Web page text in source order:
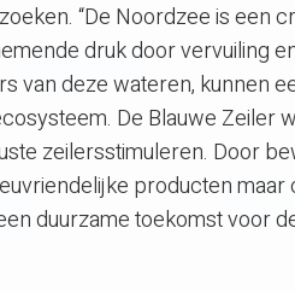
“De Noordzee is een
druk door vervuiling
van deze wateren, kunnen
De Blauwe Zeiler
zeilersstimuleren. Door
producten
duurzame toekomst voor